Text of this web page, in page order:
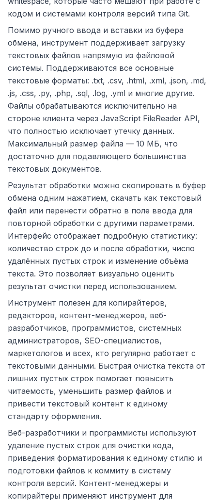
кодом и системами контроля версий типа Git.
Помимо ручного ввода и вставки из буфера
обмена, инструмент поддерживает загрузку
текстовых файлов напрямую из файловой
системы. Поддерживаются все основные
текстовые форматы: .txt, .csv, .html, .xml, .json, .md,
.js, .css, .py, .php, .sql, .log, .yml и многие другие.
Файлы обрабатываются исключительно на
стороне клиента через JavaScript FileReader API,
что полностью исключает утечку данных.
Максимальный размер файла — 10 МБ, что
достаточно для подавляющего большинства
текстовых документов.
Результат обработки можно скопировать в буфер
обмена одним нажатием, скачать как текстовый
файл или перенести обратно в поле ввода для
повторной обработки с другими параметрами.
Интерфейс отображает подробную статистику:
количество строк до и после обработки, число
удалённых пустых строк и изменение объёма
текста. Это позволяет визуально оценить
результат очистки перед использованием.
Инструмент полезен для копирайтеров,
редакторов, контент-менеджеров, веб-
разработчиков, программистов, системных
администраторов, SEO-специалистов,
маркетологов и всех, кто регулярно работает с
текстовыми данными. Быстрая очистка текста от
лишних пустых строк помогает повысить
читаемость, уменьшить размер файлов и
привести текстовый контент к единому
стандарту оформления.
Веб-разработчики и программисты используют
удаление пустых строк для очистки кода,
приведения форматирования к единому стилю и
подготовки файлов к коммиту в систему
контроля версий. Контент-менеджеры и
копирайтеры применяют инструмент для